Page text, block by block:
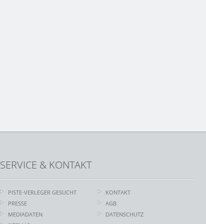
SERVICE & KONTAKT
PISTE-VERLEGER GESUCHT
PRESSE
MEDIADATEN
KONTAKT
AGB
DATENSCHUTZ